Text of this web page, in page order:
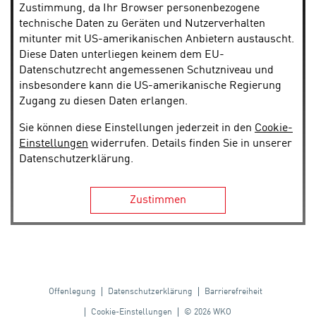
Zustimmung, da Ihr Browser personenbezogene
technische Daten zu Geräten und Nutzerverhalten
mitunter mit US-amerikanischen Anbietern austauscht.
Diese Daten unterliegen keinem dem EU-
Datenschutzrecht angemessenen Schutzniveau und
insbesondere kann die US-amerikanische Regierung
Zugang zu diesen Daten erlangen.
Sie können diese Einstellungen jederzeit in den Cookie-
Einstellungen widerrufen. Details finden Sie in unserer
Datenschutzerklärung.
Zustimmen
Offenlegung Datenschutzerklärung Barrierefreiheit
Cookie-Einstellungen © 2026 WKO